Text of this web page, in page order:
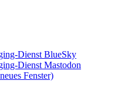
Dienst BlueSky
Dienst Mastodon
Fenster)